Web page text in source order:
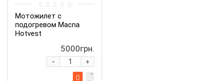
Мотожилет с
подогревом Macna
Hotvest
5000грн.
+
-